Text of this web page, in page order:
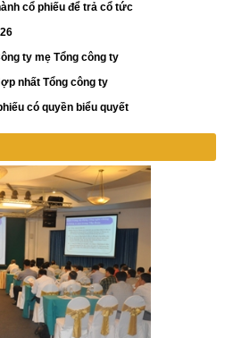
cổ phiếu để trả cổ tức
ty mẹ Tổng công ty
nhất Tổng công ty
có quyền biểu quyết